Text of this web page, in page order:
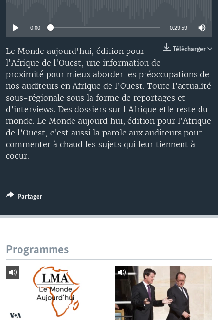
0:00 0:29:59
Télécharger
Le Monde aujourd'hui, édition pour
l'Afrique de l'Ouest, une information de
proximité pour mieux aborder les préoccupations de
nos auditeurs en Afrique de l’Ouest. Toute l’actualité
sous-régionale sous la forme de reportages et
d’interviews. Des dossiers sur l'Afrique etle reste du
monde. Le Monde aujourd'hui, édition pour l'Afrique
de l’Ouest, c'est aussi la parole aux auditeurs pour
commenter à chaud les sujets qui leur tiennent à
coeur.
Partager
Programmes